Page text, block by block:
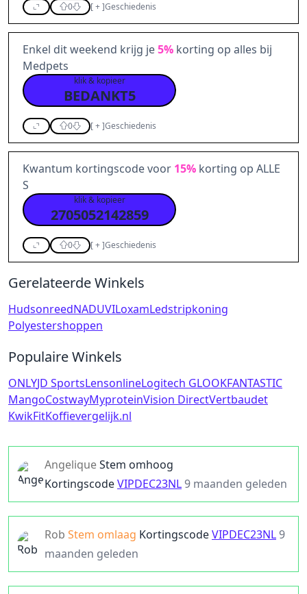
0 [+]Geschiedenis
Enkel dit weekend krijg je5% korting op alles bij
Medpets
klik & kopieer
BEDANKT5
0 [+]Geschiedenis
Kwantum kortingscode voor 15% korting op ALLE
S
klik & kopieer
2705052142859
0 [+]Geschiedenis
Gerelateerde Winkels
HudsonreedNADUVILoxamLedstripkoning
Polyestershoppen
Populaire Winkels
ONLYJD SportsLensonlineLogitech GLOOKFANTASTIC
MangoCostwayMyproteinVision DirectVertbaudet
KwikFitKoffievergelijk.nl
AngeliqueStem omhoog
KortingscodeVIPDEC23NL9 maanden geleden
Rob Stem omlaag KortingscodeVIPDEC23NL9
maanden geleden